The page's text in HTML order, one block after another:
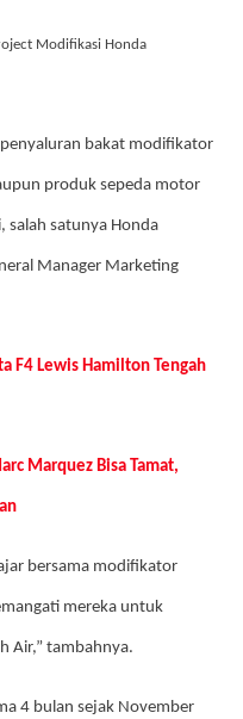
Modifikasi Honda
bakat modifikator
produk sepeda motor
salah satunya Honda
Manager Marketing
F4 Lewis Hamilton Tengah
Marquez Bisa Tamat,
bersama modifikator
mereka untuk
Air,” tambahnya.
4 bulan sejak November